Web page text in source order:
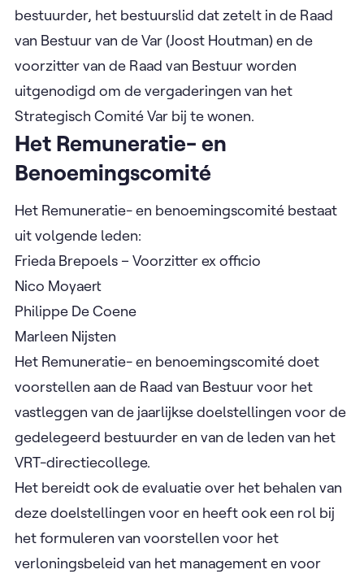
bestuurder, het bestuurslid dat zetelt in de Raad
van Bestuur van de Var (Joost Houtman) en de
voorzitter van de Raad van Bestuur worden
uitgenodigd om de vergaderingen van het
Strategisch Comité Var bij te wonen.
Het Remuneratie- en
Benoemingscomité
Het Remuneratie- en benoemingscomité bestaat
uit volgende leden:
Frieda Brepoels – Voorzitter ex officio
Nico Moyaert
Philippe De Coene
Marleen Nijsten
Het Remuneratie- en benoemingscomité doet
voorstellen aan de Raad van Bestuur voor het
vastleggen van de jaarlijkse doelstellingen voor de
gedelegeerd bestuurder en van de leden van het
VRT-directiecollege.
Het bereidt ook de evaluatie over het behalen van
deze doelstellingen voor en heeft ook een rol bij
het formuleren van voorstellen voor het
verloningsbeleid van het management en voor